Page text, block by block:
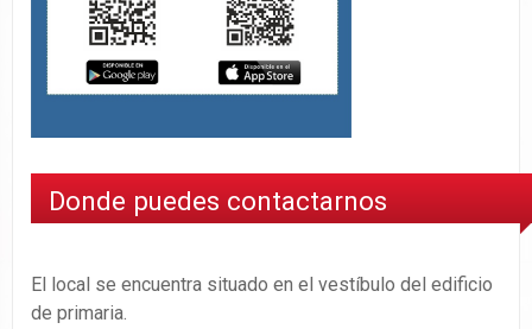
Donde puedes contactarnos
El local se encuentra situado en el vestíbulo del edificio
de primaria.